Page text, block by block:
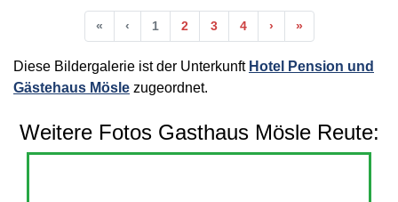
«Anfang
‹Vorherige
1 2 3 4 ›Nächste
»Ende
Diese Bildergalerie ist der Unterkunft Hotel Pension und
Gästehaus Mösle zugeordnet.
Weitere Fotos Gasthaus Mösle Reute: